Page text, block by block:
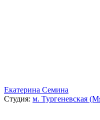
Екатерина Семина
Студия: м. Тургеневская